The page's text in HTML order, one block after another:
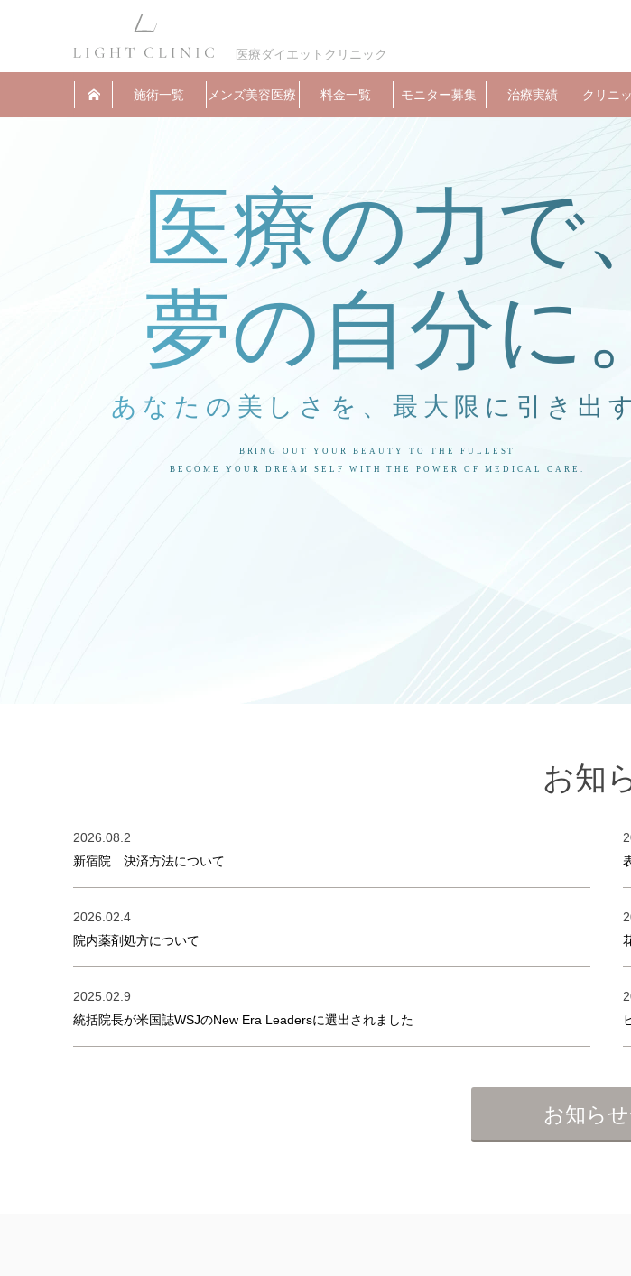
医療ダイエットクリニック
施術一覧 メンズ美容医療 料金一覧 モニター募集 治療実績 クリニ
医療の力で、
夢の自分に。
あなたの美しさを、最大限に引き出
BRING OUT YOUR BEAUTY TO THE FULLEST
BECOME YOUR DREAM SELF WITH THE POWER OF MEDICAL CARE.
お知
2026.08.2
新宿院 決済方法について
2026.02.4
院内薬剤処方について
2025.02.9
統括院長が米国誌WSJのNew Era Leadersに選出されました
お知ら